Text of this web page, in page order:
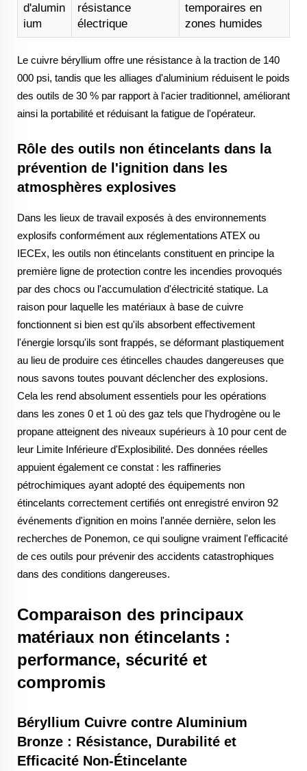
d'alumin
ium
résistance
électrique
temporaires en
zones humides
Le cuivre béryllium offre une résistance à la traction de 140
000 psi, tandis que les alliages d'aluminium réduisent le poids
des outils de 30 % par rapport à l'acier traditionnel, améliorant
ainsi la portabilité et réduisant la fatigue de l'opérateur.
Rôle des outils non étincelants dans la
prévention de l'ignition dans les
atmosphères explosives
Dans les lieux de travail exposés à des environnements
explosifs conformément aux réglementations ATEX ou
IECEx, les outils non étincelants constituent en principe la
première ligne de protection contre les incendies provoqués
par des chocs ou l'accumulation d'électricité statique. La
raison pour laquelle les matériaux à base de cuivre
fonctionnent si bien est qu'ils absorbent effectivement
l'énergie lorsqu'ils sont frappés, se déformant plastiquement
au lieu de produire ces étincelles chaudes dangereuses que
nous savons toutes pouvant déclencher des explosions.
Cela les rend absolument essentiels pour les opérations
dans les zones 0 et 1 où des gaz tels que l'hydrogène ou le
propane atteignent des niveaux supérieurs à 10 pour cent de
leur Limite Inférieure d'Explosibilité. Des données réelles
appuient également ce constat : les raffineries
pétrochimiques ayant adopté des équipements non
étincelants correctement certifiés ont enregistré environ 92
événements d'ignition en moins l'année dernière, selon les
recherches de Ponemon, ce qui souligne vraiment l'efficacité
de ces outils pour prévenir des accidents catastrophiques
dans des conditions dangereuses.
Comparaison des principaux
matériaux non étincelants :
performance, sécurité et
compromis
Béryllium Cuivre contre Aluminium
Bronze : Résistance, Durabilité et
Efficacité Non-Étincelante